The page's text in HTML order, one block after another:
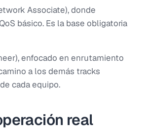
Associate), donde
básico. Es la base obligatoria
enfocado en enrutamiento
a los demás tracks
cada equipo.
real